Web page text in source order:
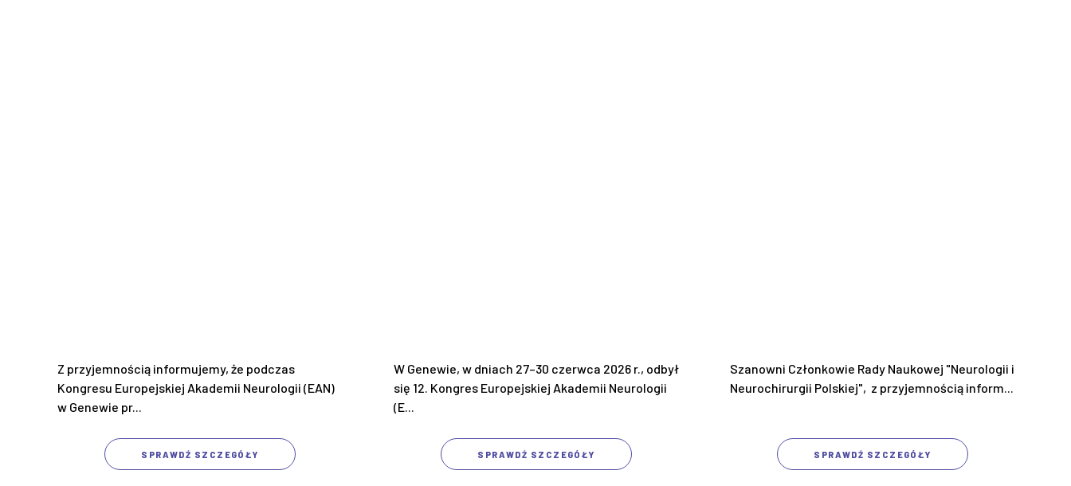
Z przyjemnością informujemy, że podczas
Kongresu Europejskiej Akademii Neurologii (EAN)
w Genewie pr...
SPRAWDŹ SZCZEGÓŁY
W Genewie, w dniach 27–30 czerwca 2026 r., odbył
się 12. Kongres Europejskiej Akademii Neurologii
(E...
SPRAWDŹ SZCZEGÓŁY
Szanowni Członkowie Rady Naukowej "Neurologii i
Neurochirurgii Polskiej", z przyjemnością inform...
SPRAWDŹ SZCZEGÓŁY